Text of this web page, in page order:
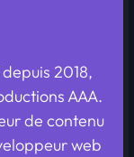
2018,
AAA.
de contenu
web